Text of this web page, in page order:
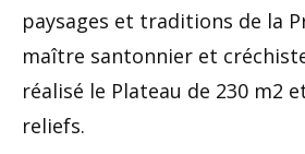
paysages et traditions de la
maître santonnier et
réalisé le Plateau de 230 m2
reliefs.